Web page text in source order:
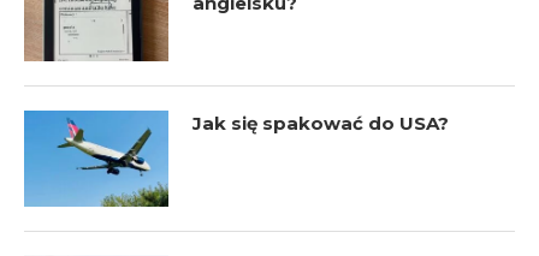
Jak się spakować do USA?